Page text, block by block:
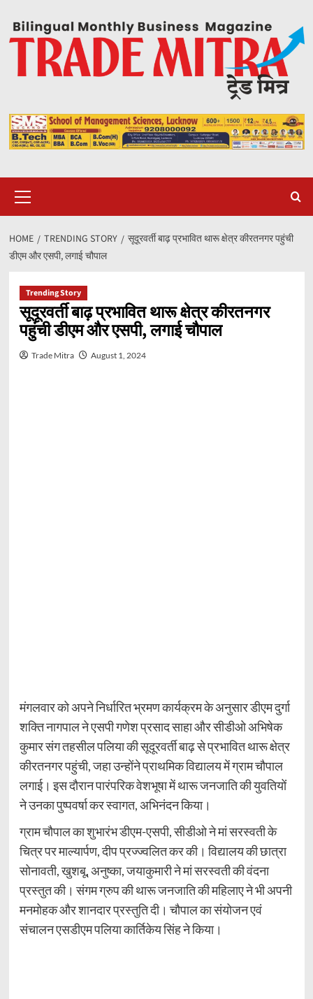
content
Menu
HOME TRENDING STORY
सूदूरवर्ती बाढ़ प्रभावित थारू क्षेत्र कीरतनगर पहुंची
डीएम और एसपी, लगाई चौपाल
Trending Story
सूदूरवर्ती बाढ़ प्रभावित थारू क्षेत्र कीरतनगर
पहुंची डीएम और एसपी, लगाई चौपाल
Trade Mitra August 1, 2024
मंगलवार को अपने निर्धारित भ्रमण कार्यक्रम के अनुसार डीएम दुर्गा
शक्ति नागपाल ने एसपी गणेश प्रसाद साहा और सीडीओ अभिषेक
कुमार संग तहसील पलिया की सूदूरवर्ती बाढ़ से प्रभावित थारू क्षेत्र
कीरतनगर पहुंची, जहा उन्होंने प्राथमिक विद्यालय में ग्राम चौपाल
लगाई। इस दौरान पारंपरिक वेशभूषा में थारू जनजाति की युवतियों
ने उनका पुष्पवर्षा कर स्वागत, अभिनंदन किया।
ग्राम चौपाल का शुभारंभ डीएम-एसपी, सीडीओ ने मां सरस्वती के
चित्र पर माल्यार्पण, दीप प्रज्ज्वलित कर की। विद्यालय की छात्रा
सोनावती, खुशबू, अनुष्का, जयाकुमारी ने मां सरस्वती की वंदना
प्रस्तुत की। संगम ग्रुप की थारू जनजाति की महिलाए ने भी अपनी
मनमोहक और शानदार प्रस्तुति दी। चौपाल का संयोजन एवं
संचालन एसडीएम पलिया कार्तिकेय सिंह ने किया।